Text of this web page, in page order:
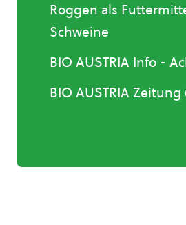
Roggen als
Schweine
BIO AUSTRIA Info -
BIO AUSTRIA Zeitung